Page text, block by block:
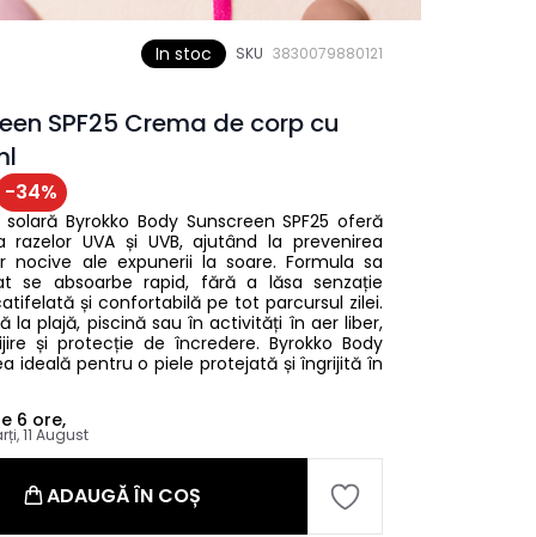
In stoc SKU 3830079880121
SPF25 Crema de corp cu
-34%
Byrokko Body Sunscreen SPF25 oferă
UVA și UVB, ajutând la prevenirea
nocive ale expunerii la soare. Formula sa
se absoarbe rapid, fără a lăsa senzație
și confortabilă pe tot parcursul zilei.
la plajă, piscină sau în activități în aer liber,
și protecție de încredere. Byrokko Body
ideală pentru o piele protejată și îngrijită în
6 ore,
11 August
ADAUGĂ ÎN COȘ